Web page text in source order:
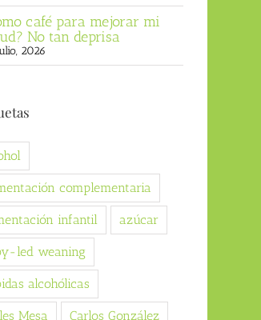
café para mejorar mi
No tan deprisa
2026
complementaria
infantil azúcar
led weaning
alcohólicas
Mesa Carlos González